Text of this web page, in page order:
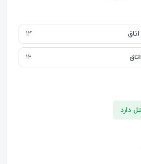
۱۴
۱۲
دارد